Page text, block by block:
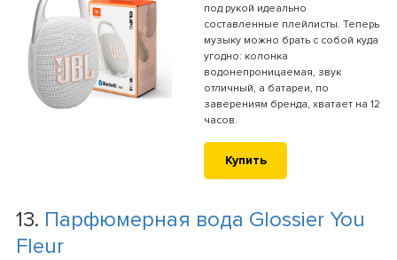
под рукой идеально
составленные плейлисты. Теперь
музыку можно брать с собой куда
угодно: колонка
водонепроницаемая, звук
отличный, а батареи, по
заверениям бренда, хватает на 12
часов.
Купить
13. Парфюмерная вода Glossier You
Fleur